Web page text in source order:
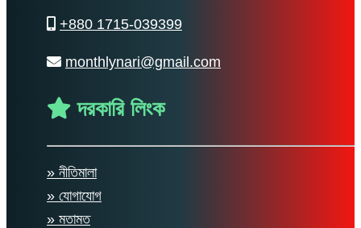
+880 1715-039399
monthlynari@gmail.com
দরকারি লিংক
» নীতিমালা
» যোগাযোগ
» মতামত